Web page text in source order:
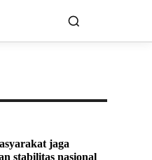
jaga
stabilitas nasional